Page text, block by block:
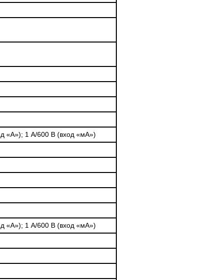
«А»); 1 А/600 В (вход «мА»)
«А»); 1 А/600 В (вход «мА»)